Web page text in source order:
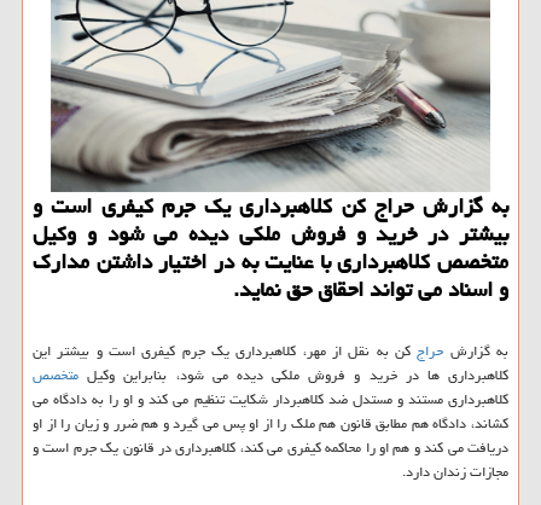
به گزارش حراج کن کلاهبرداری یک جرم کیفری است و
بیشتر در خرید و فروش ملکی دیده می شود و وکیل
متخصص کلاهبرداری با عنایت به در اختیار داشتن مدارک
و اسناد می تواند احقاق حق نماید.
به گزارش حراجکن به نقل از مهر، کلاهبرداری یک جرم کیفری است و بیشتر این
کلاهبرداری ها در خرید و فروش ملکی دیده می شود، بنابراین وکیل متخصص
کلاهبرداری مستند و مستدل ضد کلاهبردار شکایت تنظیم می کند و او را به دادگاه می
کشاند، دادگاه هم مطابق قانون هم ملک را از او پس می گیرد و هم ضرر و زیان را از او
دریافت می کند و هم او را محاکمه کیفری می کند، کلاهبرداری در قانون یک جرم است و
مجازات زندان دارد.